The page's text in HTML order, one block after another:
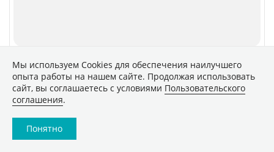
Мы используем Сookies для обеспечения наилучшего
опыта работы на нашем сайте. Продолжая использовать
сайт, вы соглашаетесь с условиями Пользовательского
соглашения.
Понятно